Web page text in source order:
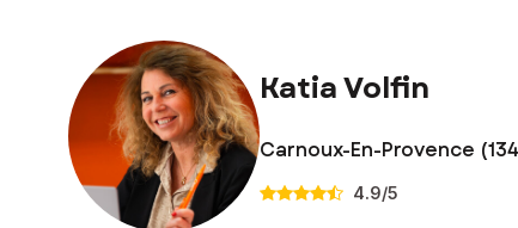
Katia Volfin
Carnoux-En-Provence
4.9/5